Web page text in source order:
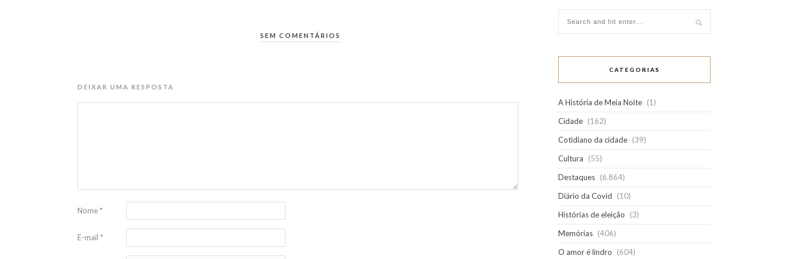
SEM COMENTÁRIOS
DEIXAR UMA RESPOSTA
Nome*
E-mail *
CATEGORIAS
A História de Meia Noite (1)
Cidade (162)
Cotidiano da cidade (39)
Cultura
(55)
Destaques (6.864)
Diário da Covid
(10)
Histórias de eleição
(3)
Memórias (406)
O amor é lindro
(604)